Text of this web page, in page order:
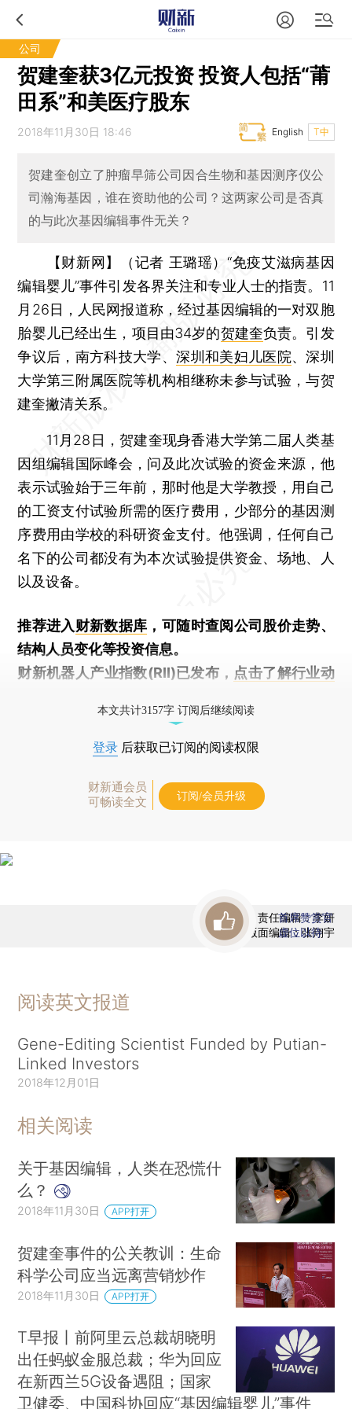
公司
贺建奎获3亿元投资 投资人包括“莆
田系”和美医疗股东
2018年11月30日 18:46 T中
English
贺建奎创立了肿瘤早筛公司因合生物和基因测序仪公
司瀚海基因，谁在资助他的公司？这两家公司是否真
的与此次基因编辑事件无关？
【财新网】（记者 王璐瑶）“免疫艾滋病基因
编辑婴儿”事件引发各界关注和专业人士的指责。11
月26日，人民网报道称，经过基因编辑的一对双胞
胎婴儿已经出生，项目由34岁的贺建奎负责。引发
争议后，南方科技大学、深圳和美妇儿医院、深圳
大学第三附属医院等机构相继称未参与试验，与贺
建奎撇清关系。
11月28日，贺建奎现身香港大学第二届人类基
因组编辑国际峰会，问及此次试验的资金来源，他
表示试验始于三年前，那时他是大学教授，用自己
的工资支付试验所需的医疗费用，少部分的基因测
序费用由学校的科研资金支付。他强调，任何自己
名下的公司都没有为本次试验提供资金、场地、人
以及设备。
推荐进入财新数据库 ，可随时查阅公司股价走势、
结构人员变化等投资信息。
财新机器人产业指数(RII)已发布， 点击了解行业动
本文共计3157字 订阅后继续阅读
登录 后获取已订阅的阅读权限
财新通会员
可畅读全文
订阅/会员升级
责任编辑：李妍
版面编辑：张翔宇
首席赞赏官
虚位以待
阅读英文报道
Gene-Editing Scientist Funded by Putian-
Linked Investors
2018年12月01日
相关阅读
关于基因编辑，人类在恐慌什
么？
2018年11月30日 APP打开
贺建奎事件的公关教训：生命
科学公司应当远离营销炒作
2018年11月30日 APP打开
T早报丨前阿里云总裁胡晓明
出任蚂蚁金服总裁；华为回应
在新西兰5G设备遇阻；国家
卫健委、中国科协回应“基因编辑婴儿”事件